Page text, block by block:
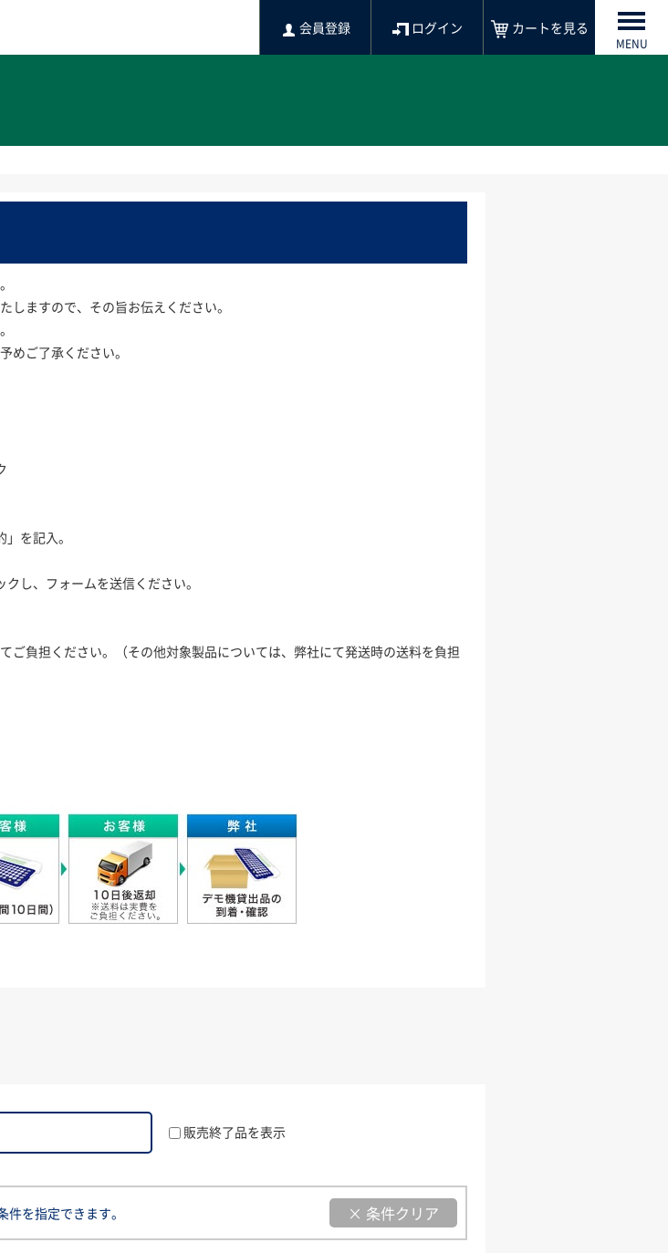
会員登録 ログイン カートを見る
MENU
ますので、その旨お伝えください。
めご了承ください。
を記入。
し、フォームを送信ください。
負担ください。（その他対象製品については、弊社にて発送時の送料を負担
販売終了品を表示
を指定できます。 × 条件クリア